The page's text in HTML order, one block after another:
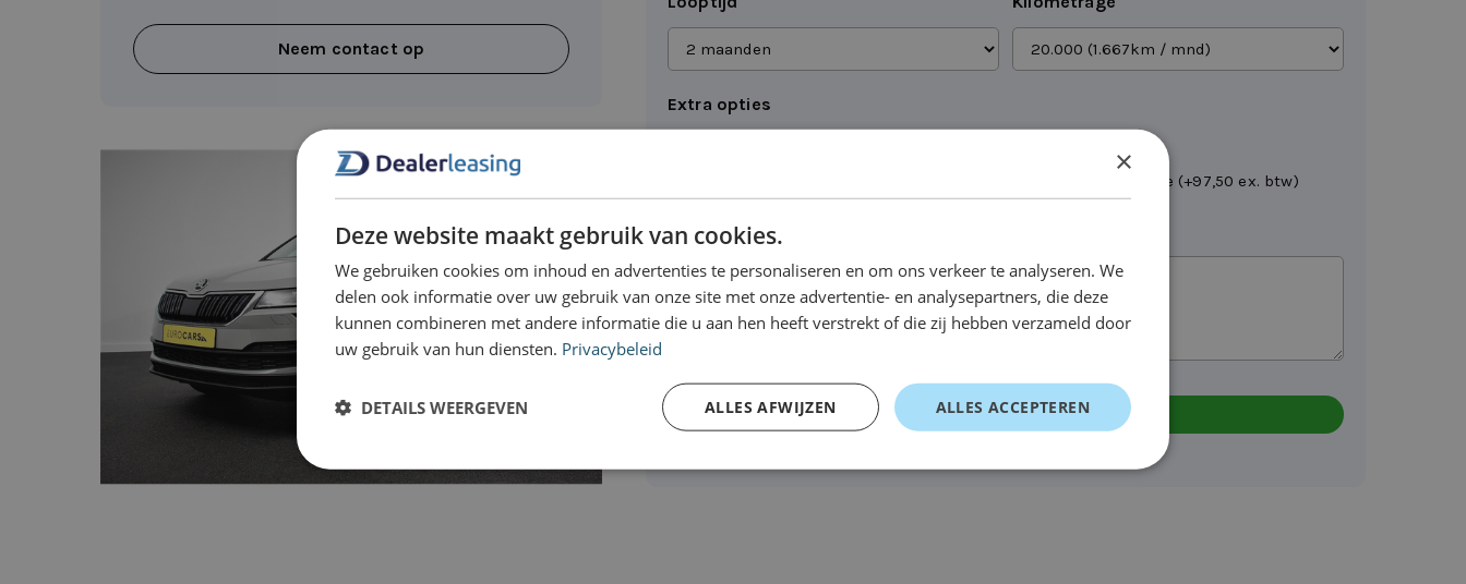
Neem contact op
Extra opties
Leveren op locatie (+97,50 ex. btw)
Opmerkingen
×
Deze website maakt gebruik van cookies.
We gebruiken cookies om inhoud en advertenties te personaliseren en om ons verkeer te analyseren. We
delen ook informatie over uw gebruik van onze site met onze advertentie- en analysepartners, die deze
kunnen combineren met andere informatie die u aan hen heeft verstrekt of die zij hebben verzameld door
uw gebruik van hun diensten. Privacybeleid
ALLES ACCEPTEREN
ALLES AFWIJZEN
DETAILS WEERGEVEN